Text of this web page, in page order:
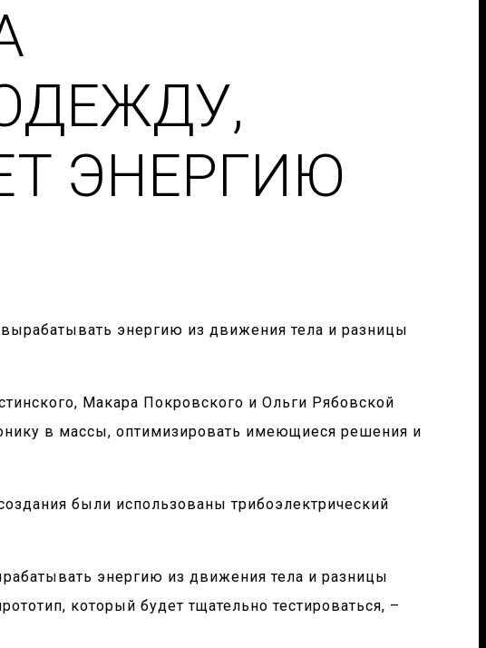
ЭНЕРГИЮ
энергию из движения тела и разницы
Макара Покровского и Ольги Рябовской
в массы, оптимизировать имеющиеся решения и
были использованы трибоэлектрический
энергию из движения тела и разницы
который будет тщательно тестироваться, –